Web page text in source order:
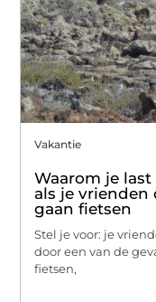
Vakantie
Waarom je
als je vrienden
gaan fietsen
Stel je voor: je
door een van de
fietsen,
...